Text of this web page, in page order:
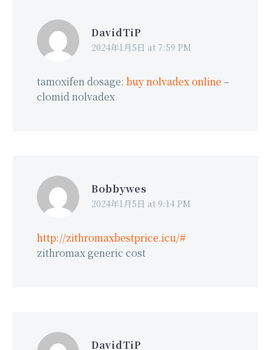
DavidTiP
2024年1月5日 at 7:59 PM
tamoxifen dosage: buy nolvadex online –
clomid nolvadex
Bobbywes
2024年1月5日 at 9:14 PM
http://zithromaxbestprice.icu/#
zithromax generic cost
DavidTiP